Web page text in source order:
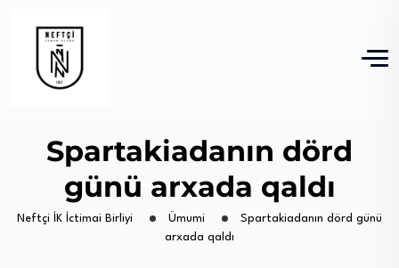
Spartakiadanın dörd
günü arxada qaldı
Neftçi İK İctimai Birliyi Ümumi
Spartakiadanın dörd günü
arxada qaldı